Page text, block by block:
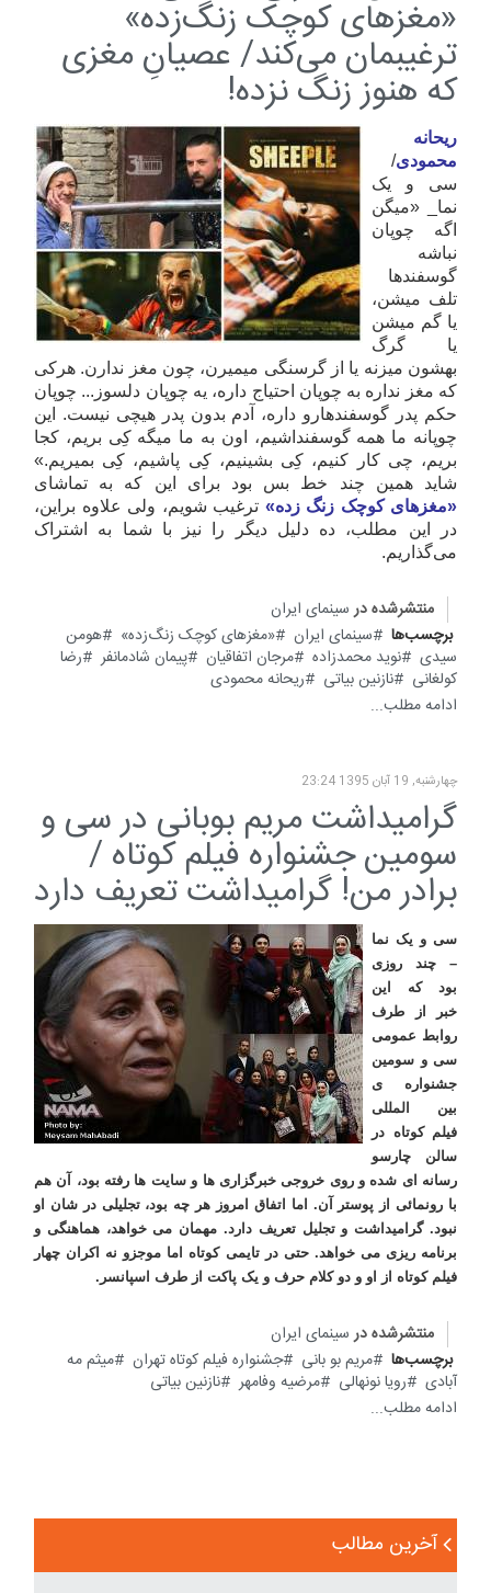
«مغزهای کوچک زنگ‌زده»
ترغیبمان می‌کند/ عصیانِ مغزی
که هنوز زنگ‌ نزده!
ریحانه
محمودی/
سی و یک
نما_ «میگن
اگه چوپان
نباشه
گوسفندها
تلف میشن،
یا گم میشن
یا گرگ
بهشون میزنه یا از گرسنگی میمیرن، چون مغز ندارن. هرکی
که مغز نداره به چوپان احتياج داره، یه چوپان دلسوز... چوپان
حکم پدر گوسفندهارو داره، آدم بدون پدر هیچی نیست. این
چوپانه ما همه گوسفنداشیم، اون به ما میگه کِی بریم، کجا
بریم، چی کار کنیم، کِی بشینیم، کِی پاشیم، کِی بمیریم.»
شاید همین چند خط بس بود برای این که به تماشای
«مغزهای کوچک زنگ زده» ترغیب شویم، ولی علاوه براین،
در این مطلب، ده دلیل دیگر را نیز با شما به اشتراک
می‌گذاریم.
منتشرشده در سینمای ایران
برچسب‌ها
سینمای ایران «مغزهای کوچک زنگ‌زده»
هومن
سیدی
نوید محمدزاده مرجان اتفاقیان پیمان شادمانفر
رضا
کولغانی
نازنین بیاتی
ریحانه محمودی
ادامه مطلب...
چهارشنبه, 19 آبان 1395 23:24
گرامیداشت مریم بوبانی در سی و
سومین جشنواره فیلم کوتاه /
برادر من! گرامیداشت تعریف دارد
سی و یک نما
– چند روزی
بود که این
خبر از طرف
روابط عمومی
سی و سومین
جشنواره ی
بین المللی
فیلم کوتاه در
سالن چارسو
رسانه ای شده و روی خروجی خبرگزاری ها و سایت ها رفته بود، آن هم
با رونمائی از پوستر آن. اما اتفاق امروز هر چه بود، تجلیلی در شان او
نبود. گرامیداشت و تجلیل تعریف دارد. مهمان می خواهد، هماهنگی و
برنامه ریزی می خواهد. حتی در تایمی کوتاه اما موجزو نه اکران چهار
فیلم کوتاه از او و دو کلام حرف و یک پاکت از طرف اسپانسر.
منتشرشده در سینمای ایران
برچسب‌ها
مریم بو بانی جشنواره فیلم کوتاه تهران
میثم مه
آبادی
رویا نونهالی مرضیه وفامهر
نازنین بیاتی
ادامه مطلب...
آخرین مطالب